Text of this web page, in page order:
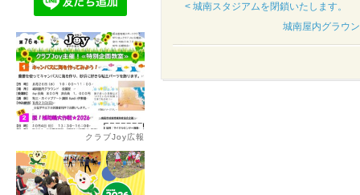
< 城南スタジアムを閉鎖いたします。
城南屋内グラウ
クラブJoy広報